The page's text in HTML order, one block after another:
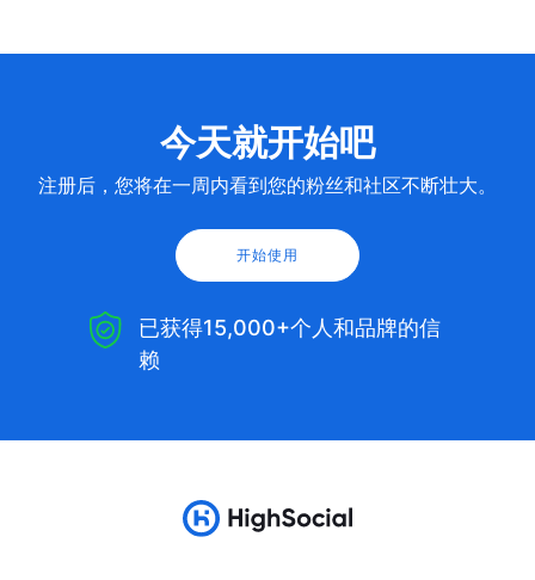
今天就开始吧
注册后，您将在一周内看到您的粉丝和社区不断壮大。
开始使用
已获得15,000+个人和品牌的信
赖